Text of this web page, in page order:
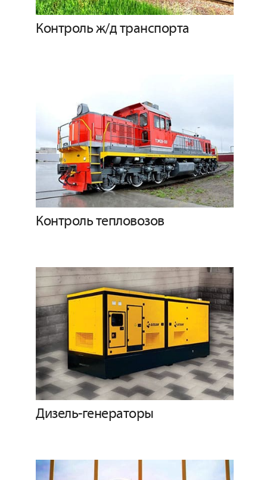
Контроль ж/д транспорта
Контроль тепловозов
Дизель-генераторы